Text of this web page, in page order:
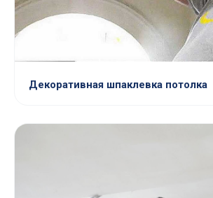
Декоративная шпаклевка потолка